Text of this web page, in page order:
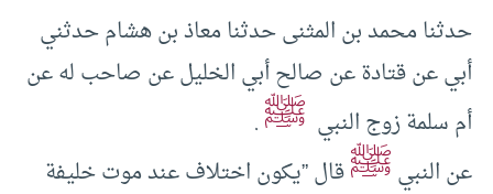
‏حدثنا ‏محمد بن المثنى ‏حدثنا‏ ‏معاذ بن هشام‏ ‏حدثني
‏أبي‏ ‏عن‏ ‏قتادة‏ ‏عن‏ ‏صالح أبي الخليل‏ ‏عن‏ ‏صاحب‏ ‏له‏ ‏عن‏
‏أم سلمة زوج النبي ‏ ‏ ﷺ.
‏عن النبي‏ ‏ﷺ‏قال ‏”يكون اختلاف عند موت خليفة